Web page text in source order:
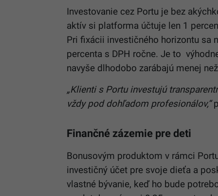
Investovanie cez Portu je bez
aktív si platforma účtuje len 1
Pri fixácii investičného horizontu sa
percenta s DPH ročne. Je to
navyše dlhodobo zarábajú menej
„Klienti s Portu investujú
vždy pod dohľadom profesionálov,“
Finančné zázemie pre deti
Bonusovým produktom v rámci
investičný účet pre svoje dieťa a
vlastné bývanie, keď ho bude